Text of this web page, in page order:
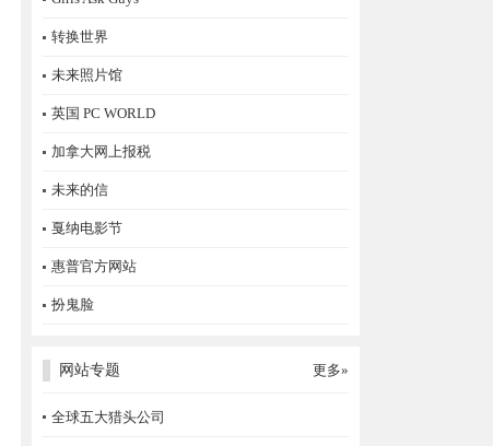
转换世界
未来照片馆
英国 PC WORLD
加拿大网上报税
未来的信
戛纳电影节
惠普官方网站
扮鬼脸
网站专题 更多»
全球五大猎头公司